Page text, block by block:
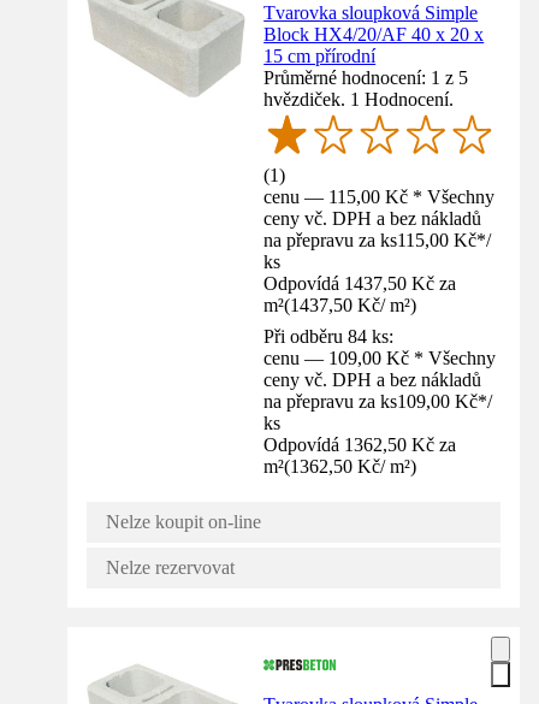
Tvarovka sloupková Simple
Block HX4/20/AF 40 x 20 x
15 cm přírodní
Průměrné hodnocení: 1 z 5
hvězdiček. 1 Hodnocení.
(1)
cenu — 115,00 Kč * Všechny
ceny vč. DPH a bez nákladů
na přepravu za ks115,00 Kč*/
ks
Odpovídá 1437,50 Kč za
m²(1437,50 Kč/ m²)
Při odběru 84 ks:
cenu — 109,00 Kč * Všechny
ceny vč. DPH a bez nákladů
na přepravu za ks109,00 Kč*/
ks
Odpovídá 1362,50 Kč za
m²(1362,50 Kč/ m²)
Nelze koupit on-line
Nelze rezervovat